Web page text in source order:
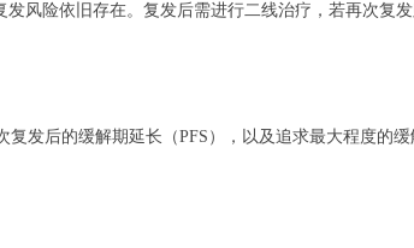
风险依旧存在。复发后需进行二线治疗，若再次复
发后的缓解期延长（PFS），以及追求最大程度的缓